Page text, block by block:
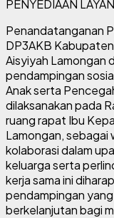
Penandatanganan
DP3AKB
Aisyiyah Lamongan
pendampingan
Anak serta
dilaksanakan pada
ruang rapat Ibu
Lamongan, sebagai
kolaborasi dalam
keluarga serta
kerja sama ini
pendampingan
berkelanjutan bagi